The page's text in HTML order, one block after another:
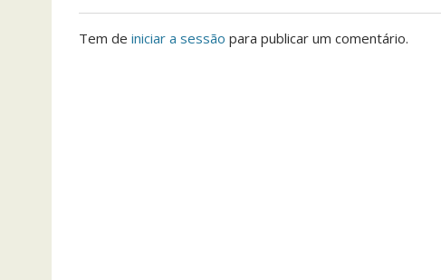
Tem de iniciar a sessão para publicar um comentário.